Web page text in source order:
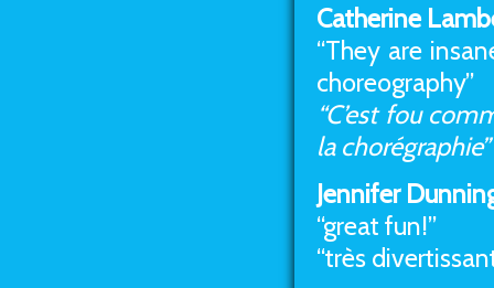
Catherine
“They are
choreography”
“C’est fou
la chorégraphie”
Jennifer
“great fun!”
“très